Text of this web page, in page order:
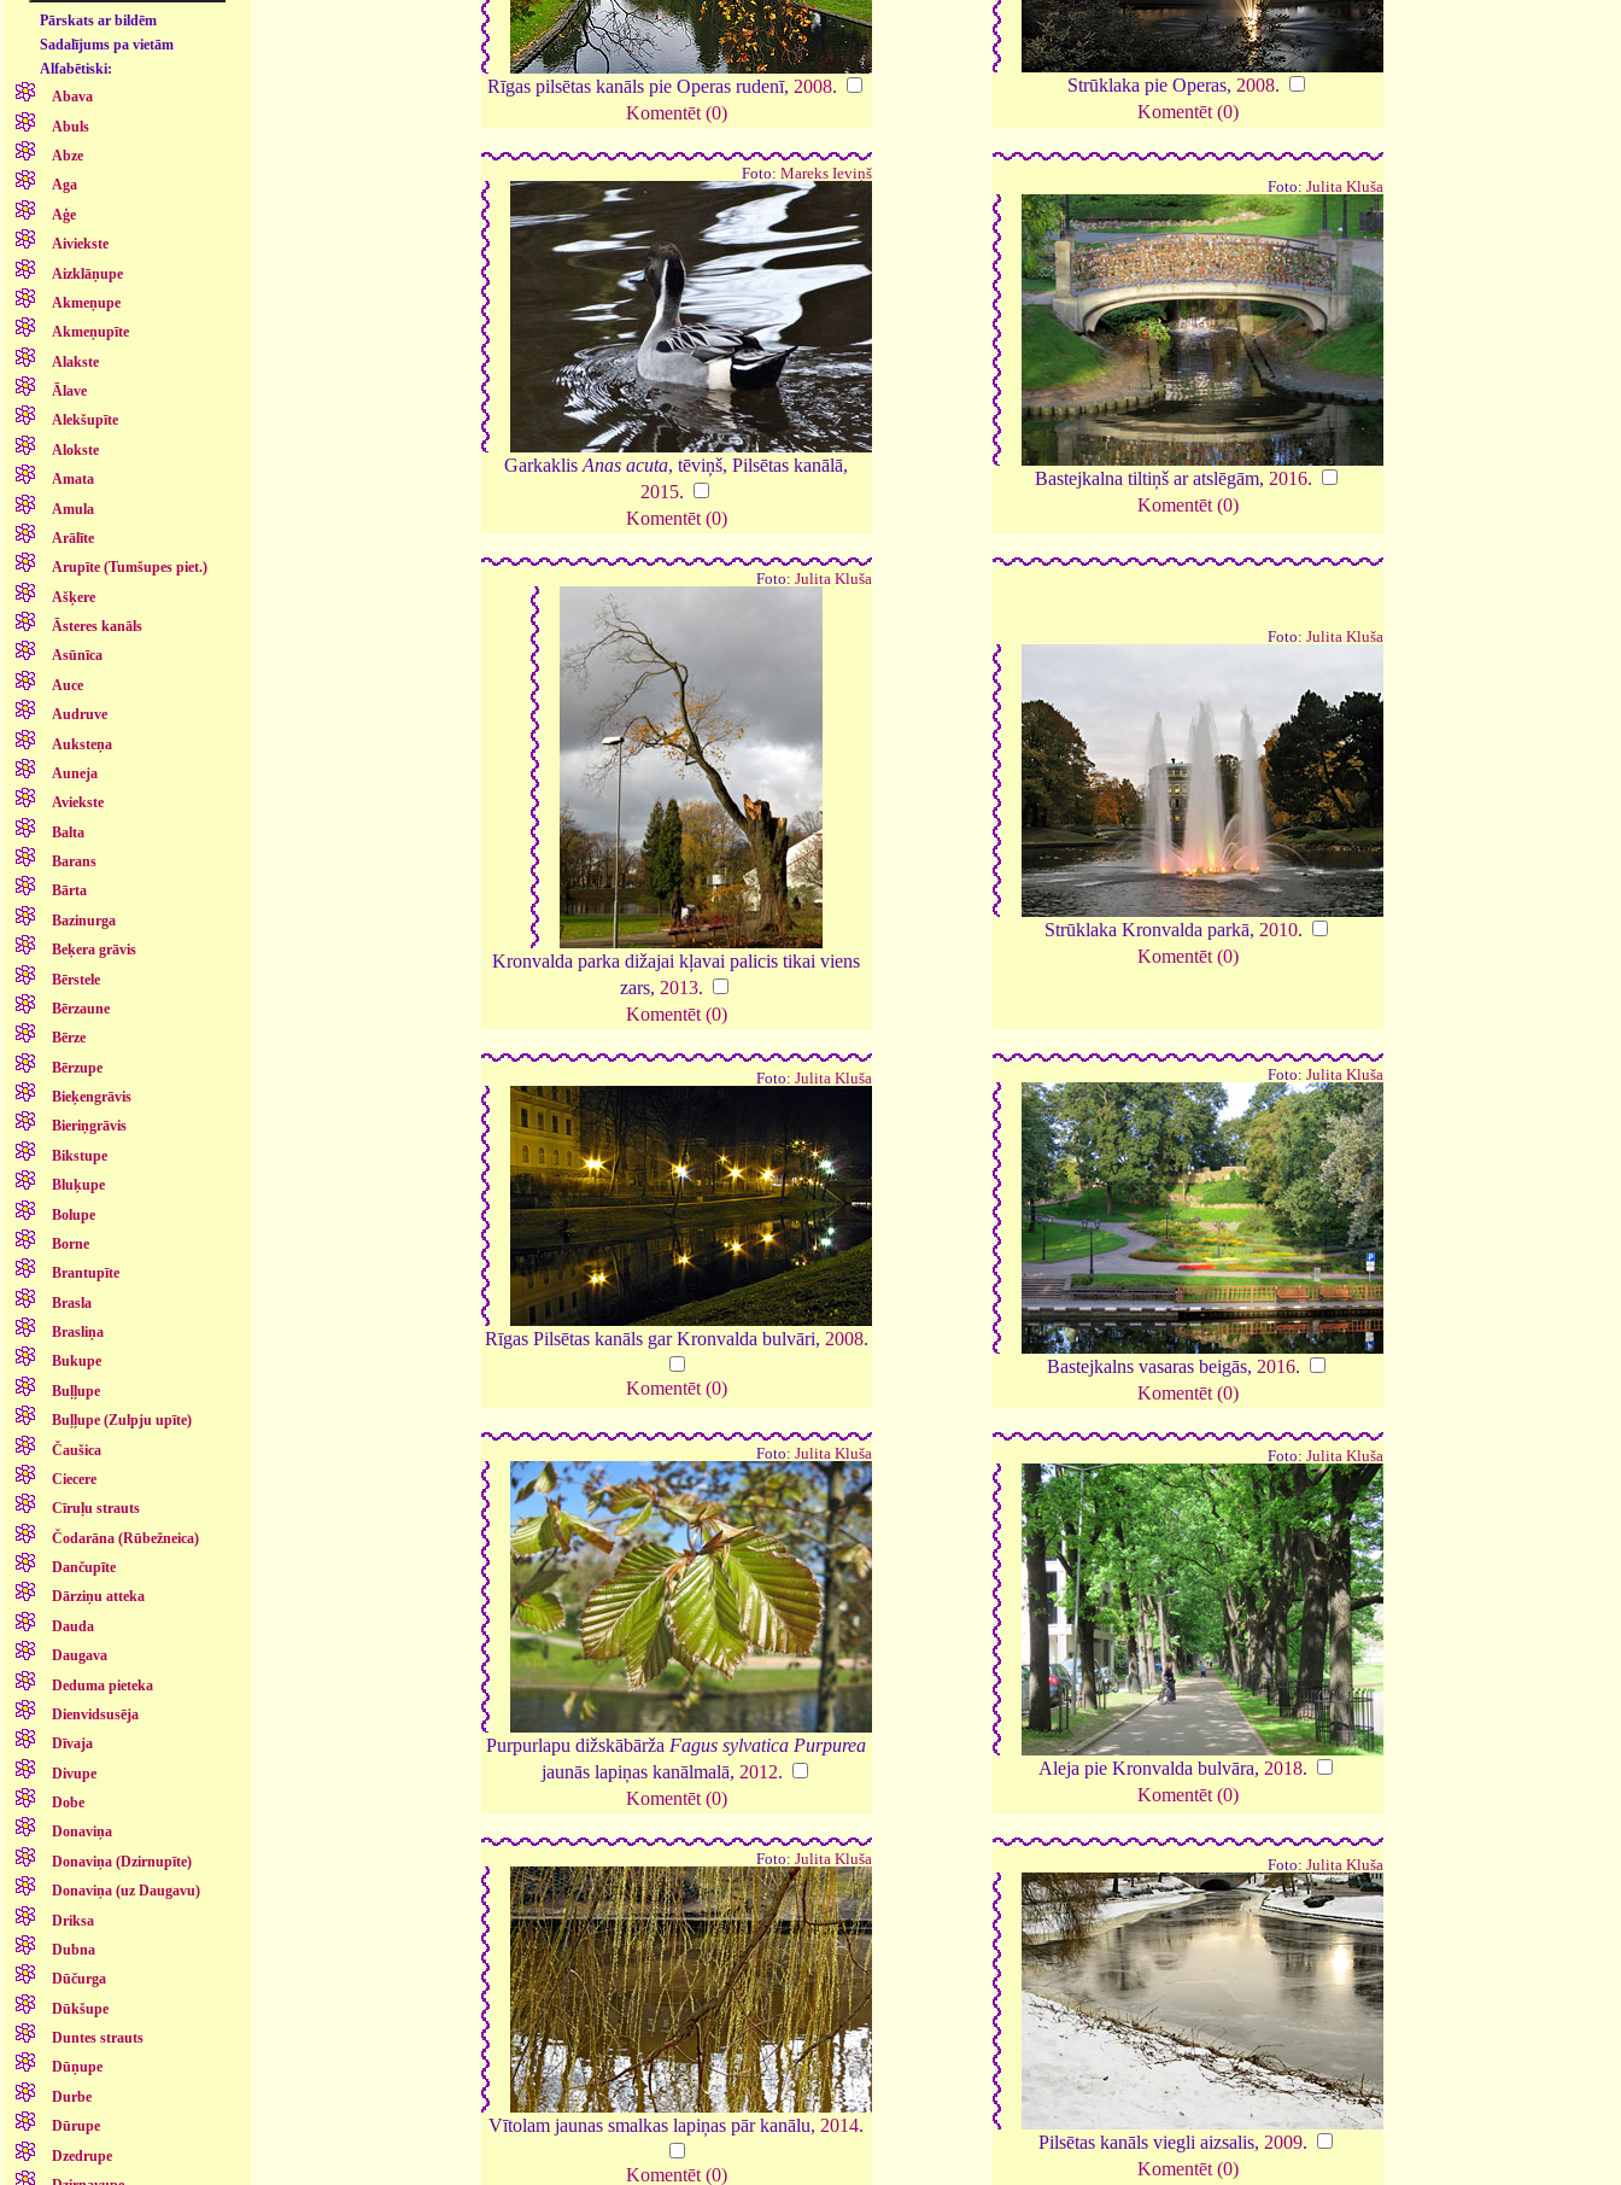
Pārskats ar bildēm
Sadalījums pa vietām
Alfabētiski:
Abava
Abuls
Abze
Aga
Aģe
Aiviekste
Aizklāņupe
Akmeņupe
Akmeņupīte
Alakste
Ālave
Alekšupīte
Alokste
Amata
Amula
Arālīte
Arupīte (Tumšupes piet.)
Ašķere
Āsteres kanāls
Asūnīca
Auce
Audruve
Auksteņa
Auneja
Aviekste
Balta
Barans
Bārta
Bazinurga
Beķera grāvis
Bērstele
Bērzaune
Bērze
Bērzupe
Bieķengrāvis
Bieriņgrāvis
Bikstupe
Bluķupe
Bolupe
Borne
Brantupīte
Brasla
Brasliņa
Bukupe
Buļļupe
Buļļupe (Zulpju upīte)
Čaušica
Ciecere
Cīruļu strauts
Čodarāna (Rūbežneica)
Dančupīte
Dārziņu atteka
Dauda
Daugava
Deduma pieteka
Dienvidsusēja
Dīvaja
Divupe
Dobe
Donaviņa
Donaviņa (Dzirnupīte)
Donaviņa (uz Daugavu)
Driksa
Dubna
Dūčurga
Dūkšupe
Duntes strauts
Dūņupe
Durbe
Dūrupe
Dzedrupe
Rīgas pilsētas kanāls pie Operas rudenī, 2008.
Komentēt (0)
Strūklaka pie Operas, 2008.
Komentēt (0)
Foto: Mareks Ieviņš
Garkaklis Anas acuta, tēviņš, Pilsētas kanālā,
2015.
Komentēt (0)
Foto: Julita Kluša
Bastejkalna tiltiņš ar atslēgām, 2016.
Komentēt (0)
Foto: Julita Kluša
Kronvalda parka dižajai kļavai palicis tikai viens
zars, 2013.
Komentēt (0)
Foto: Julita Kluša
Strūklaka Kronvalda parkā, 2010.
Komentēt (0)
Foto: Julita Kluša
Rīgas Pilsētas kanāls gar Kronvalda bulvāri, 2008.
Komentēt (0)
Foto: Julita Kluša
Bastejkalns vasaras beigās, 2016.
Komentēt (0)
Foto: Julita Kluša
Purpurlapu dižskābārža Fagus sylvatica Purpurea
jaunās lapiņas kanālmalā, 2012.
Komentēt (0)
Foto: Julita Kluša
Aleja pie Kronvalda bulvāra, 2018.
Komentēt (0)
Foto: Julita Kluša
Vītolam jaunas smalkas lapiņas pār kanālu, 2014.
Komentēt (0)
Foto: Julita Kluša
Pilsētas kanāls viegli aizsalis, 2009.
Komentēt (0)